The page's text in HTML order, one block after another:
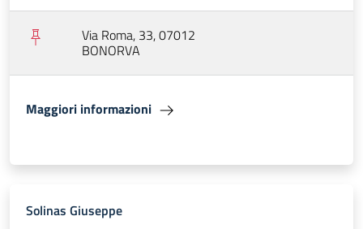
Via Roma, 33, 07012
BONORVA
Maggiori informazioni
Solinas Giuseppe